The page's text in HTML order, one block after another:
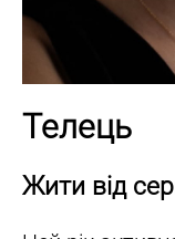
Телець
Жити від